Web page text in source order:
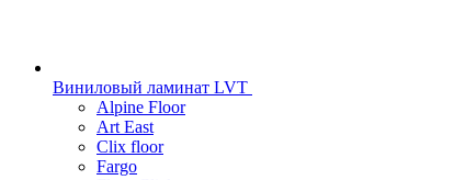
Виниловый ламинат LVT
Alpine Floor
Art East
Clix floor
Fargo